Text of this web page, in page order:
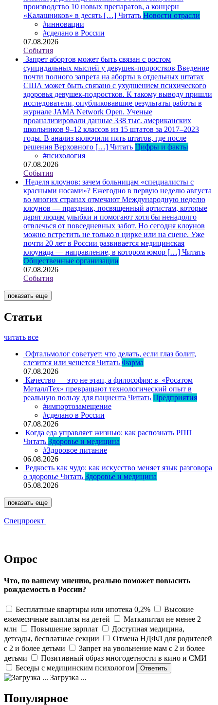
производство 10 новых препаратов, а концерн
«Калашников» в десять […] Читать Новости отрасли
#инновации
#сделано в России
07.08.2026
События
Запрет абортов может быть связан с ростом
суицидальных мыслей у девушек-подростков Введение
почти полного запрета на аборты в отдельных штатах
США может быть связано с ухудшением психического
здоровья девушек-подростков. К такому выводу пришли
исследователи, опубликовавшие результаты работы в
журнале JAMA Network Open. Ученые
проанализировали данные 338 тыс. американских
школьников 9–12 классов из 15 штатов за 2017–2023
годы. В анализ включили пять штатов, где после
решения Верховного […] Читать Цифры и факты
#психология
07.08.2026
События
Неделя клоунов: зачем больницам «специалисты с
красными носами»? Ежегодно в первую неделю августа
во многих странах отмечают Международную неделю
клоунов — праздник, посвященный артистам, которые
дарят людям улыбки и помогают хотя бы ненадолго
отвлечься от повседневных забот. Но сегодня клоунов
можно встретить не только в цирке или на сцене. Уже
почти 20 лет в России развивается медицинская
клоунада — направление, в котором юмор […] Читать
Общественные организации
07.08.2026
События
показать еще
Статьи
читать все
Офтальмолог советует: что делать, если глаз болит,
слезится или чешется Читать Фарма
07.08.2026
Качество — это не этап, а философия: в «Росатом
МеталлТех» превращают технологический опыт в
реальную пользу для пациента Читать Предприятия
#импортозамещение
#сделано в России
07.08.2026
Когда еда управляет жизнью: как распознать РПП
Читать Здоровье и медицина
#Здоровое питание
06.08.2026
Редкость как чудо: как искусство меняет язык разговора
о здоровье Читать Здоровье и медицина
05.08.2026
показать еще
Спецпроект
Опрос
Что, по вашему мнению, реально поможет повысить
рождаемость в России?
Бесплатные квартиры или ипотека 0,2%
Высокие
ежемесячные выплаты на детей
Маткапитал не менее 2
млн
Повышение зарплат
Доступная медицина,
детсады, бесплатные секции
Отмена НДФЛ для родителей
с 2 и более детьми
Запрет на увольнение мам с 2 и более
детьми
Позитивный образ многодетности в кино и СМИ
Беседы с медицинским психологом
Загрузка ...
Популярное